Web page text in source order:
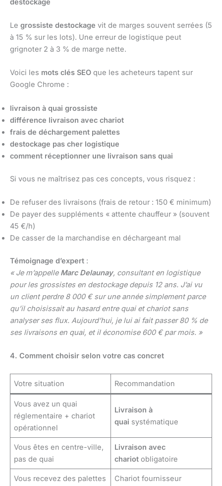
destockage
Le grossiste destockage vit de marges souvent serrées (5
à 15 % sur les lots). Une erreur de logistique peut
grignoter 2 à 3 % de marge nette.
Voici les mots clés SEO que les acheteurs tapent sur
Google Chrome :
livraison à quai grossiste
différence livraison avec chariot
frais de déchargement palettes
destockage pas cher logistique
comment réceptionner une livraison sans quai
Si vous ne maîtrisez pas ces concepts, vous risquez :
De refuser des livraisons (frais de retour : 150 € minimum)
De payer des suppléments « attente chauffeur » (souvent
45 €/h)
De casser de la marchandise en déchargeant mal
Témoignage d’expert :
« Je m’appelle Marc Delaunay, consultant en logistique
pour les grossistes en destockage depuis 12 ans. J’ai vu
un client perdre 8 000 € sur une année simplement parce
qu’il choisissait au hasard entre quai et chariot sans
analyser ses flux. Aujourd’hui, je lui ai fait passer 80 % de
ses livraisons en quai, et il économise 600 € par mois. »
4. Comment choisir selon votre cas concret
Votre situation Recommandation
Vous avez un quai
réglementaire + chariot
opérationnel
Livraison à
quai systématique
Vous êtes en centre-ville,
pas de quai
Livraison avec
chariot obligatoire
Vous recevez des palettes
Chariot fournisseur